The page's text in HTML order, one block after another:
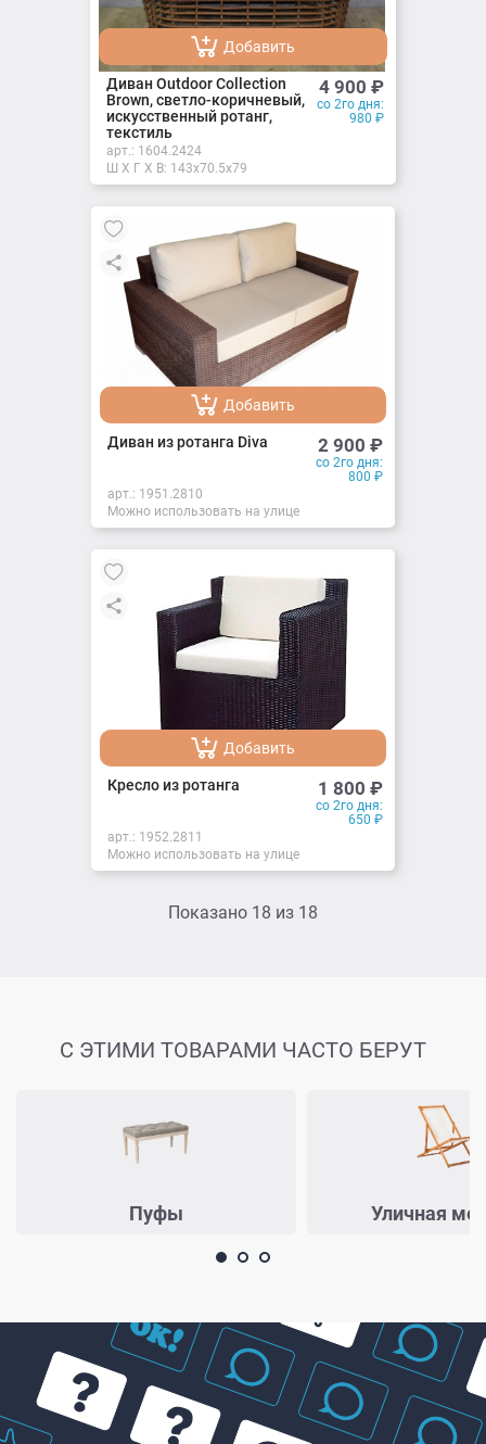
Добавить
Добавлено
Диван Outdoor Collection
Brown, светло-коричневый,
искусственный ротанг,
текстиль
4 900 ₽
со 2го дня:
980 ₽
арт.: 1604.2424
Ш X Г X В: 143х70.5х79
Добавить
Добавлено
Диван из ротанга Diva 2 900 ₽
со 2го дня:
800 ₽
арт.: 1951.2810
Можно использовать на улице
Добавить
Добавлено
Кресло из ротанга 1 800 ₽
со 2го дня:
650 ₽
арт.: 1952.2811
Можно использовать на улице
Показано 18 из 18
С ЭТИМИ ТОВАРАМИ ЧАСТО БЕРУТ
Пуфы Уличная